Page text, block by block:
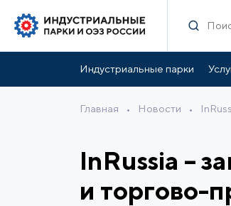
Индустриальные парки
Главная • Новости •
InRussia –
и торгово-